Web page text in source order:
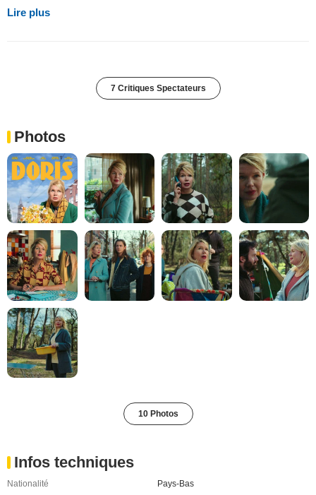
Lire plus
7 Critiques Spectateurs
Photos
10 Photos
Infos techniques
Nationalité
Pays-Bas